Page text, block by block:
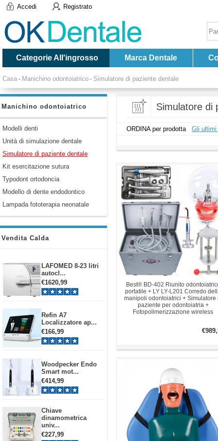
Accedi Registrato
Categorie All'ingrosso Marca Dentale
Casa - Manichino odontoiatrico - Simulatore di paziente dentale
Manichino odontoiatrico
Modelli denti
Unità di simulazione dentale
Simulatore di paziente dentale
Kit esercitazione sutura
Typodont ortodoncia
Modello di dente endodontico
Lampada fototerapia neonatale
Vendita Calda
LAFOMED 8-23 litri
autocl...
€1620,99
Refin A7
Localizzatore ap...
€166,99
Woodpecker Endo
Smart mot...
€414,99
Chiave
dinamometrica
univ...
€227,99
Simulatore di
ORDINA per prodotta Gli ultimi
Best® BD-402 Riunito
portatile + LY LY-L201 Corredo
manipoli odontoiatrici + Simulatore
paziente per odontoiatria +
Fotopolimerizzazione wireless